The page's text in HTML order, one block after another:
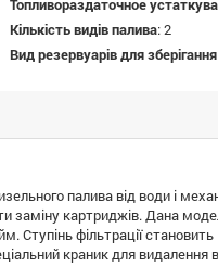
Топливораздаточное
Кількість видів палива:2
Вид резервуарів для
палива від води і
заміну картриджів. Дана
фільтрації становить
краник для